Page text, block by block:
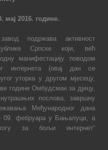
мај 2016. године.
подржава активност
Српске који, већ
манифестацију поводом
интернета (овај дан се
уторка у другом мјесецу,
године Омбудсман за дјецу,
послова, завршну
Међународног дана
09. фебруара у Бањалуци, а
за бољи интернет“